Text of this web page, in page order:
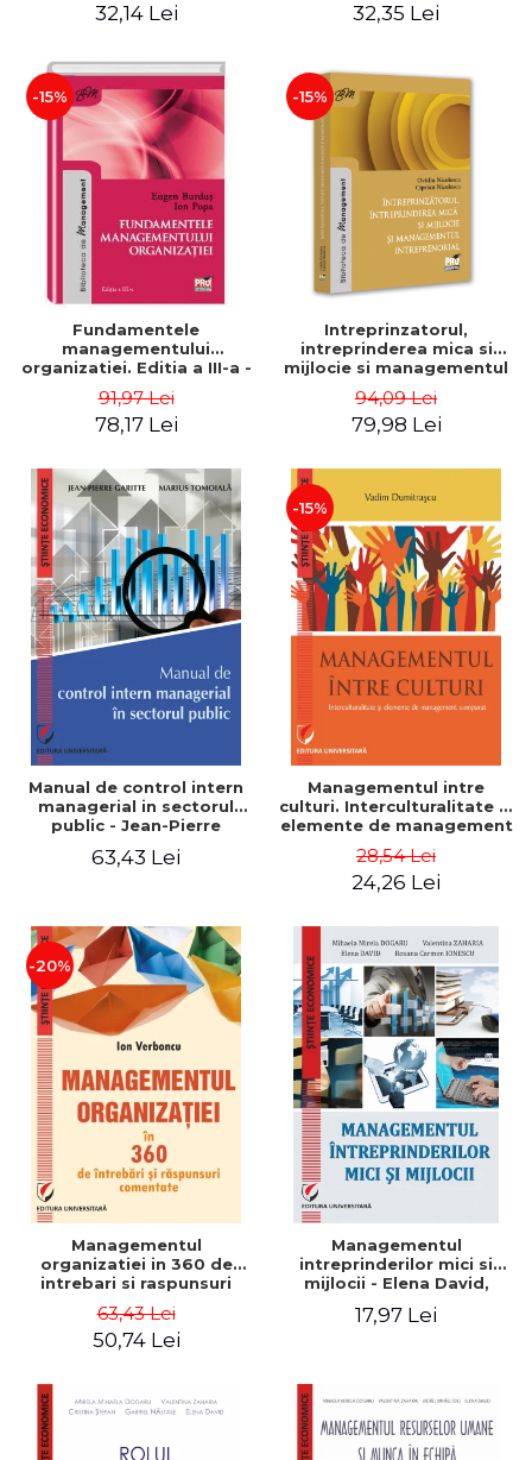
32,14 Lei 32,35 Lei
-15%
Fundamentele
managementului
organizatiei. Editia a III-a -
91,97 Lei
78,17 Lei
-15%
Intreprinzatorul,
intreprinderea mica si
mijlocie si managementul
Nicolescu, Ciprian
Nicolescu
94,09 Lei
79,98 Lei
Manual de control intern
managerial in sectorul
public - Jean-Pierre
63,43 Lei
-15%
Managementul intre
culturi. Interculturalitate si
elemente de management
Dumitrascu
28,54 Lei
24,26 Lei
-20%
Managementul
organizatiei in 360 de
intrebari si raspunsuri
63,43 Lei
50,74 Lei
Managementul
intreprinderilor mici si
mijlocii - Elena David,
Roxana Carmen Ionescu,
17,97 Lei